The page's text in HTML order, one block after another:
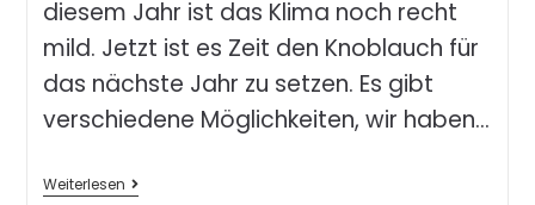
diesem Jahr ist das Klima noch recht
mild. Jetzt ist es Zeit den Knoblauch für
das nächste Jahr zu setzen. Es gibt
verschiedene Möglichkeiten, wir haben…
Weiterlesen